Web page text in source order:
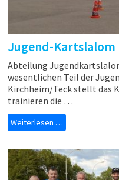
Jugend-Kartslalom
Abteilung
wesentlichen Teil der
Kirchheim/Teck stellt das
trainieren die …
Weiterlesen …